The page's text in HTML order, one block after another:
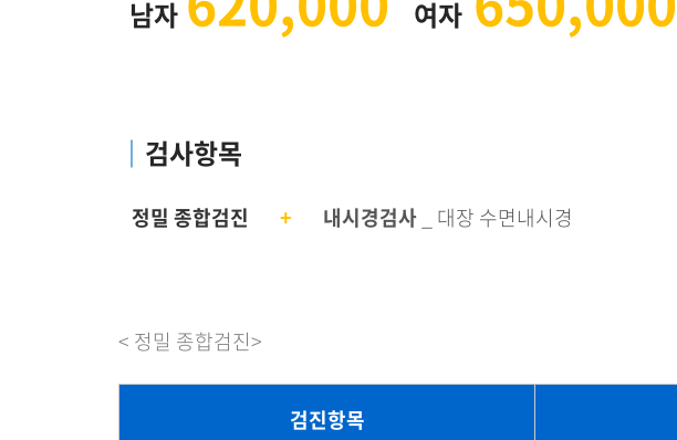
남자 여자
｜ 검사항목
정밀 종합검진 + 내시경검사 대장 수면내시경
< 정밀 종합검진>
검진항목